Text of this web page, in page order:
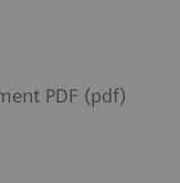
PDF (pdf)